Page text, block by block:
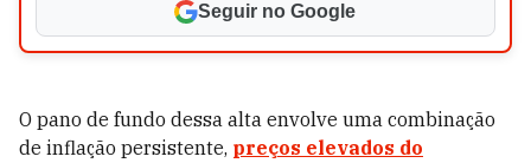
Seguir no Google
O pano de fundo dessa alta envolve uma combinação
de inflação persistente, preços elevados do